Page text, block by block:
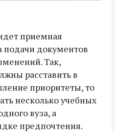
приемная
подачи документов
Так,
расставить в
приоритеты, то
несколько учебных
вуза, а
предпочтения.